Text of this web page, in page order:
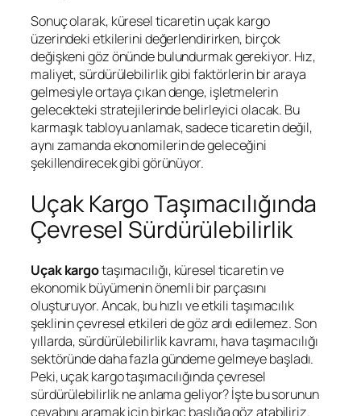
Sonuç olarak, küresel ticaretin uçak kargo
üzerindeki etkilerini değerlendirirken, birçok
değişkeni göz önünde bulundurmak gerekiyor. Hız,
maliyet, sürdürülebilirlik gibi faktörlerin bir araya
gelmesiyle ortaya çıkan denge, işletmelerin
gelecekteki stratejilerinde belirleyici olacak. Bu
karmaşık tabloyu anlamak, sadece ticaretin değil,
aynı zamanda ekonomilerin de geleceğini
şekillendirecek gibi görünüyor.
Uçak Kargo Taşımacılığında
Çevresel Sürdürülebilirlik
Uçak kargotaşımacılığı, küresel ticaretin ve
ekonomik büyümenin önemli bir parçasını
oluşturuyor. Ancak, bu hızlı ve etkili taşımacılık
şeklinin çevresel etkileri de göz ardı edilemez. Son
yıllarda, sürdürülebilirlik kavramı, hava taşımacılığı
sektöründe daha fazla gündeme gelmeye başladı.
Peki, uçak kargo taşımacılığında çevresel
sürdürülebilirlik ne anlama geliyor? İşte bu sorunun
cevabını aramak için birkaç başlığa göz atabiliriz.